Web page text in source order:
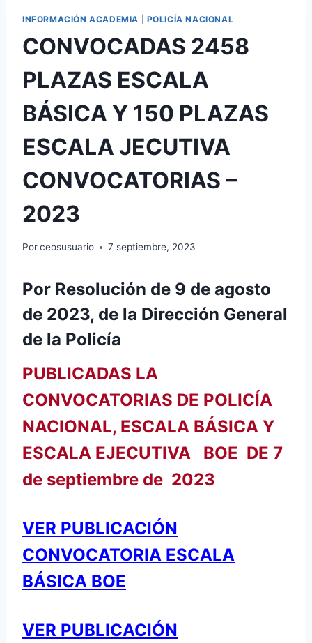
INFORMACIÓN ACADEMIA POLICÍA NACIONAL
CONVOCADAS 2458
PLAZAS ESCALA
BÁSICA Y 150 PLAZAS
ESCALA JECUTIVA
CONVOCATORIAS –
2023
Porceosusuario 7 septiembre, 2023
Por Resolución de 9 de agosto
de 2023, de la Dirección General
de la Policía
PUBLICADAS LA
CONVOCATORIAS DE POLICÍA
NACIONAL, ESCALA BÁSICA Y
ESCALA EJECUTIVA BOE DE 7
de septiembre de 2023
VER PUBLICACIÓN
CONVOCATORIA ESCALA
BÁSICA BOE
VER PUBLICACIÓN